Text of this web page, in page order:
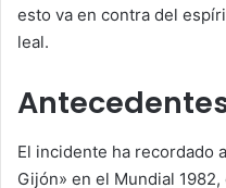
esto va en contra del
leal.
El incidente ha recordado
Gijón» en el Mundial